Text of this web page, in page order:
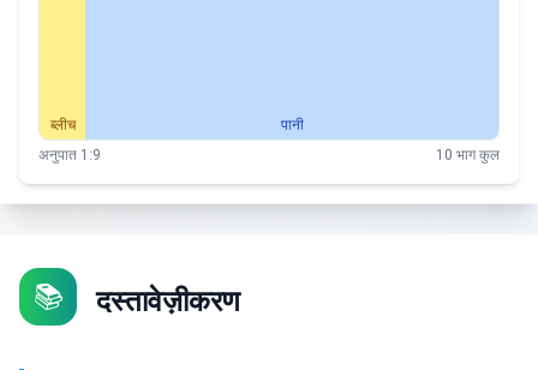
ब्लीच
पानी
अनुपात 1:9
10 भाग कुल
📚 दस्तावेज़ीकरण